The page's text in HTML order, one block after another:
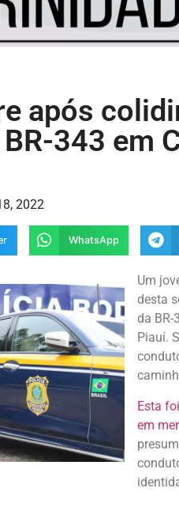
após
343 em
2022
WhatsApp
Um
desta
da BR-
Piauí.
Esta
em